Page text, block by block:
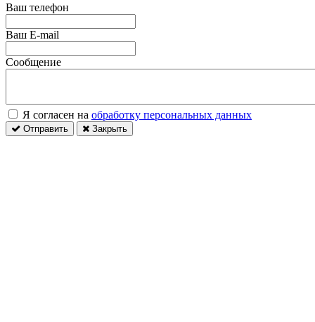
Ваш телефон
Ваш E-mail
Сообщение
Я согласен на обработку персональных данных
Отправить Закрыть